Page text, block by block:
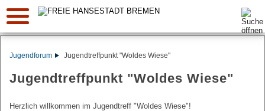
Suche:
Jugendforum Jugendtreffpunkt "Woldes Wiese"
Jugendtreffpunkt "Woldes Wiese"
Herzlich willkommen im Jugendtreff "Woldes Wiese"!